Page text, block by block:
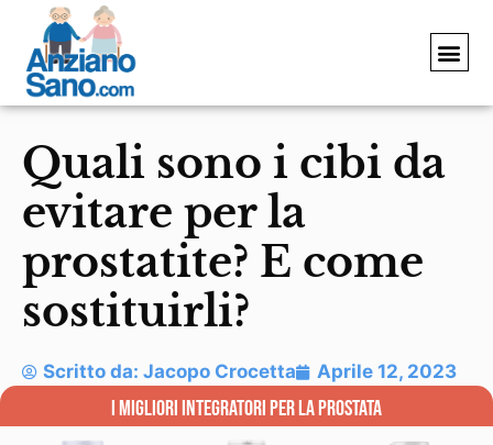
Quali sono i cibi da
evitare per la
prostatite? E come
sostituirli?
Scritto da: Jacopo Crocetta Aprile 12, 2023
i migliori integratori per la prostata